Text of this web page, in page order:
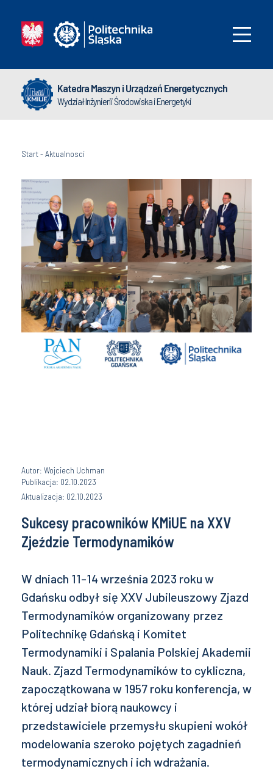
Katedra Maszyn i Urządzeń Energetycznych
Wydział Inżynierii Środowiska i Energetyki
Start-Aktualnosci
Autor: Wojciech Uchman
Publikacja: 02.10.2023
Aktualizacja: 02.10.2023
Sukcesy pracowników KMiUE na XXV
Zjeździe Termodynamików
W dniach 11-14 września 2023 roku w
Gdańsku odbył się XXV Jubileuszowy Zjazd
Termodynamików organizowany przez
Politechnikę Gdańską i Komitet
Termodynamiki i Spalania Polskiej Akademii
Nauk. Zjazd Termodynamików to cykliczna,
zapoczątkowana w 1957 roku konferencja, w
której udział biorą naukowcy i
przedstawiciele przemysłu skupieni wokół
modelowania szeroko pojętych zagadnień
termodynamicznych i ich wdrażania.